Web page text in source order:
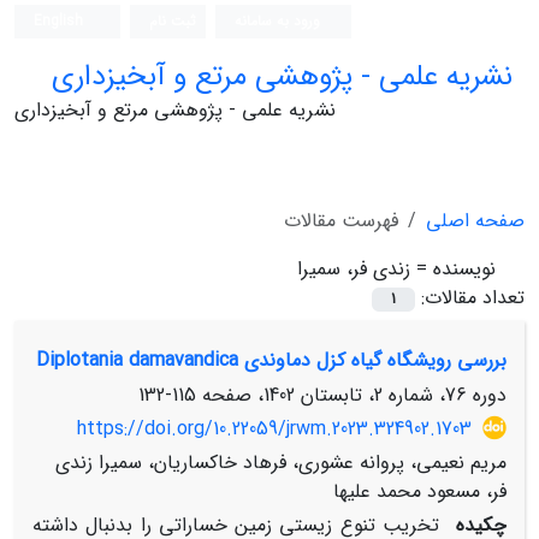
نشریه علمی - پژوهشی مرتع و آبخیزداری
نشریه علمی - پژوهشی مرتع و آبخیزداری
صفحه اصلی
فهرست مقالات
نویسنده = زندی فر، سمیرا
تعداد مقالات:
1
بررسی رویشگاه گیاه کزل دماوندی ‏Diplotania damavandica
دوره 76، شماره 2، تابستان 1402، صفحه
115-132
https://doi.org/10.22059/jrwm.2023.324902.1703
مریم نعیمی، پروانه عشوری، فرهاد خاکساریان، سمیرا زندی
فر، مسعود محمد علیها
چکیده تخریب تنوع زیستی زمین خساراتی را بدنبال داشته